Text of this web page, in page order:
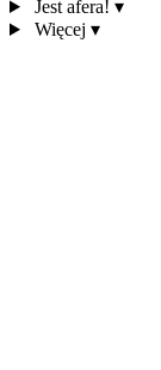
Jest afera! ▾
Więcej ▾